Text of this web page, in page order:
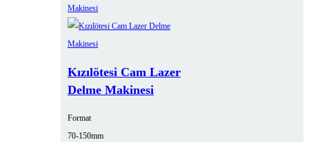
Kızılötesi Cam Lazer
Delme Makinesi
Format
70-150mm